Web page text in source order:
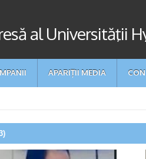
al Universităţii
APARIȚII MEDIA